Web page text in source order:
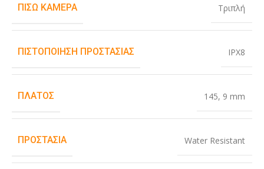
ΠΊΣΩ ΚΆΜΕΡΑ Τριπλή
ΠΙΣΤΟΠΟΊΗΣΗ ΠΡΟΣΤΑΣΊΑΣ IPX8
ΠΛΆΤΟΣ 145, 9 mm
ΠΡΟΣΤΑΣΊΑ Water Resistant